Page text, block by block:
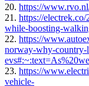
20. https://
21. https://
while-boosting-
22. https://
norway-why-country-
23. https://
vehicle-